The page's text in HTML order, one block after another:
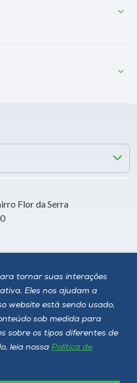
tornar suas interações
Eles nos ajudam a
website está sendo usado,
sob medida para
sobre os tipos diferentes de
leia nossa Política de
Flor da Serra